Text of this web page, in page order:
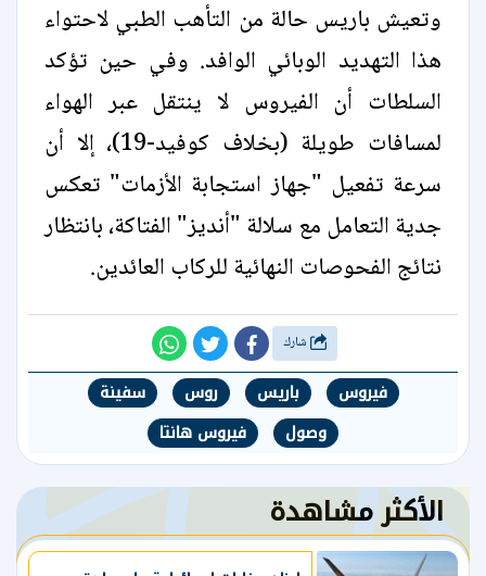
وتعيش باريس حالة من التأهب الطبي لاحتواء
هذا التهديد الوبائي الوافد. وفي حين تؤكد
السلطات أن الفيروس لا ينتقل عبر الهواء
لمسافات طويلة (بخلاف كوفيد-19)، إلا أن
سرعة تفعيل "جهاز استجابة الأزمات" تعكس
جدية التعامل مع سلالة "أنديز" الفتاكة، بانتظار
نتائج الفحوصات النهائية للركاب العائدين.
فيروس باريس روس
سفينة
وصول
فيروس هانتا
الأكثر مشاهدة